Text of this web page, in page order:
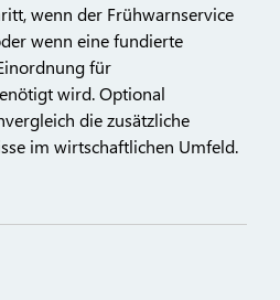
wenn der Frühwarnservice
wenn eine fundierte
für
wird. Optional
die zusätzliche
im wirtschaftlichen Umfeld.